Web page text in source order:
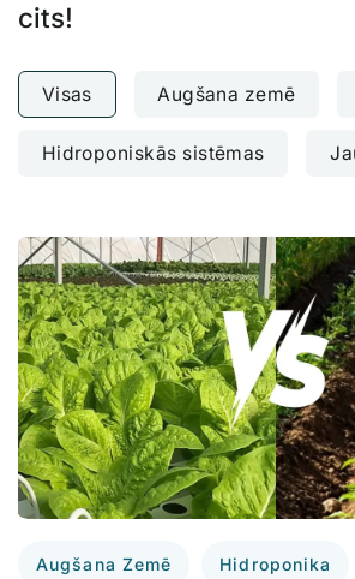
cits!
Visas Augšana zemē
Hidroponiskās sistēmas
Augšana Zemē Hidroponika